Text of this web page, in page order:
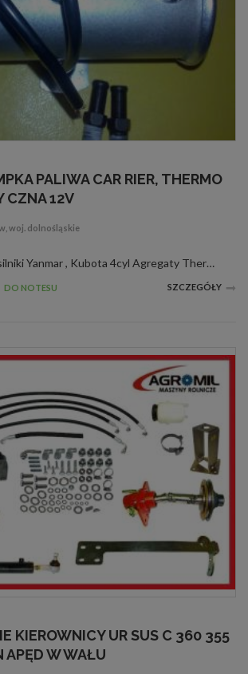
PALIWA CAR RIER, THERMO
CZNA 12V
woj. dolnośląskie
ZASTOSOWANIE:silniki Yanmar , Kubota 4cyl Agregaty Thermo King: MD, KD, RD, TS, URD, XDS, TD, LND Carrier: Maxima, Supra Numer katalogowy: 40159E Thermo King: 41-7059, 417059 Carrier Transicold: 30-01108-00, 300110800 SV, 30-003...
DO NOTESU SZCZEGÓŁY
KIEROWNICY UR SUS C 360 355
APĘD W WAŁU